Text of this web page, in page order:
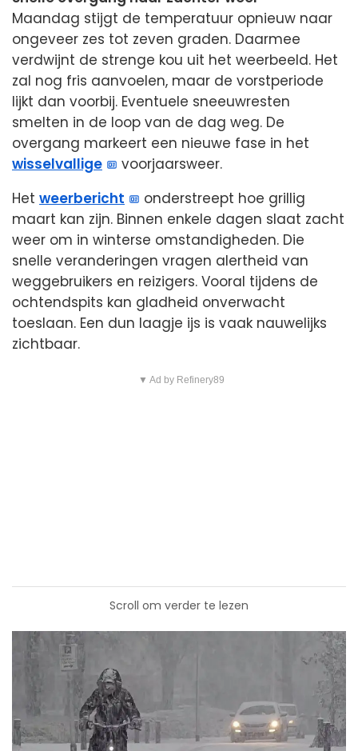
Maandag stijgt de temperatuur opnieuw naar
ongeveer zes tot zeven graden. Daarmee
verdwijnt de strenge kou uit het weerbeeld. Het
zal nog fris aanvoelen, maar de vorstperiode
lijkt dan voorbij. Eventuele sneeuwresten
smelten in de loop van de dag weg. De
overgang markeert een nieuwe fase in het
wisselvallige
voorjaarsweer.
Het weerbericht
onderstreept hoe grillig
maart kan zijn. Binnen enkele dagen slaat zacht
weer om in winterse omstandigheden. Die
snelle veranderingen vragen alertheid van
weggebruikers en reizigers. Vooral tijdens de
ochtendspits kan gladheid onverwacht
toeslaan. Een dun laagje ijs is vaak nauwelijks
zichtbaar.
▼ Ad by Refinery89
Scroll om verder te lezen